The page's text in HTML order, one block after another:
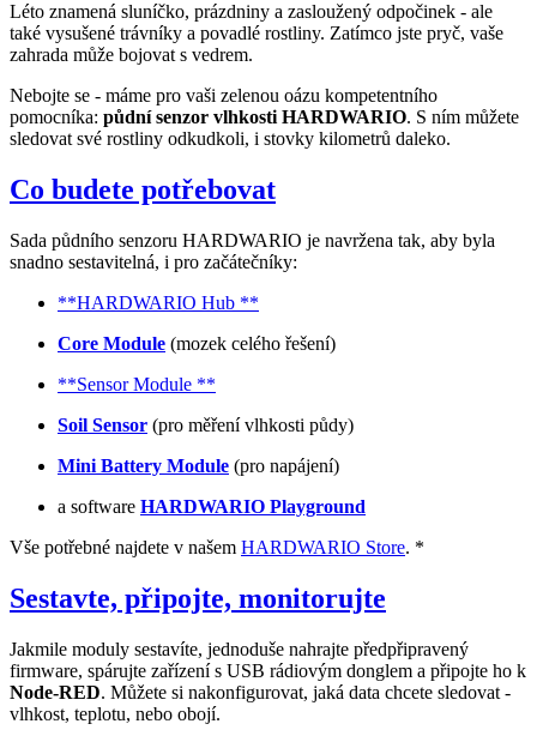
Léto znamená sluníčko, prázdniny a zasloužený odpočinek - ale
také vysušené trávníky a povadlé rostliny. Zatímco jste pryč, vaše
zahrada může bojovat s vedrem.
Nebojte se - máme pro vaši zelenou oázu kompetentního
pomocníka: půdní senzor vlhkosti HARDWARIO. S ním můžete
sledovat své rostliny odkudkoli, i stovky kilometrů daleko.
Co budete potřebovat
Sada půdního senzoru HARDWARIO je navržena tak, aby byla
snadno sestavitelná, i pro začátečníky:
**HARDWARIO Hub **
Core Module (mozek celého řešení)
**Sensor Module **
Soil Sensor (pro měření vlhkosti půdy)
Mini Battery Module (pro napájení)
a software HARDWARIO Playground
Vše potřebné najdete v našem HARDWARIO Store. *
Sestavte, připojte, monitorujte
Jakmile moduly sestavíte, jednoduše nahrajte předpřipravený
firmware, spárujte zařízení s USB rádiovým donglem a připojte ho k
Node-RED. Můžete si nakonfigurovat, jaká data chcete sledovat -
vlhkost, teplotu, nebo obojí.